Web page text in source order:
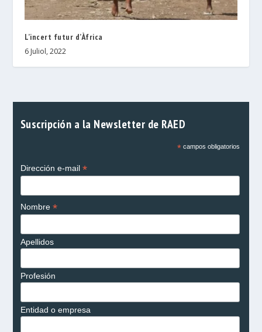
L’incert futur d’Àfrica
6 Juliol, 2022
Suscripción a la Newsletter de RAED
*campos obligatorios
Dirección e-mail *
Nombre *
Apellidos
Profesión
Entidad o empresa